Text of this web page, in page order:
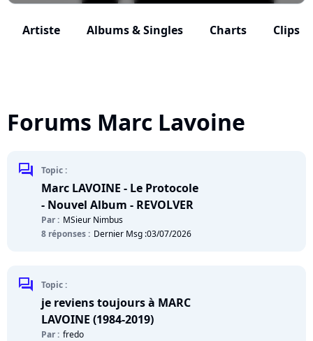
Artiste Albums & Singles Charts Clips
Forums Marc Lavoine
chat Topic :
Marc LAVOINE - Le Protocole
- Nouvel Album - REVOLVER
Par : MSieur Nimbus
8 réponses : Dernier Msg :03/07/2026
chat Topic :
je reviens toujours à MARC
LAVOINE (1984-2019)
Par : fredo